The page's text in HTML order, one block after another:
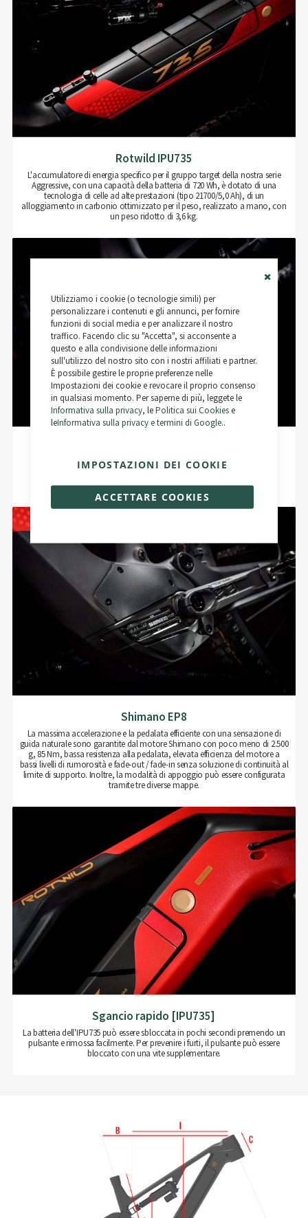
Utilizziamo i cookie (o tecnologie simili) per
personalizzare i contenuti e gli annunci, per fornire
funzioni di social media e per analizzare il nostro
traffico. Facendo clic su "Accetta", si acconsente a
questo e alla condivisione delle informazioni
sull'utilizzo del nostro sito con i nostri affiliati e partner.
È possibile gestire le proprie preferenze nelle
Impostazioni dei cookie e revocare il proprio consenso
in qualsiasi momento. Per saperne di più, leggete le
Informativa sulla privacy, lePolitica sui Cookiese
leInformativa sulla privacy e termini di Google..
ACCETTARE COOKIES
IMPOSTAZIONI DEI COOKIE
Rotwild IPU735
L'accumulatore di energia specifico per il gruppo target della nostra serie
Aggressive, con una capacità della batteria di 720 Wh, è dotato di una
tecnologia di celle ad alte prestazioni (tipo 21700/5,0 Ah), di un
alloggiamento in carbonio ottimizzato per il peso, realizzato a mano, con
un peso ridotto di 3,6 kg.
Il caratteristico leveraggio dell'ammortizzatore della R.X735 è in parte
ottimizzato per il peso.
Shimano EP8
La massima accelerazione e la pedalata efficiente con una sensazione di
guida naturale sono garantite dal motore Shimano con poco meno di 2.500
g, 85 Nm, bassa resistenza alla pedalata, elevata efficienza del motore a
bassi livelli di rumorosità e fade-out / fade-in senza soluzione di continuità al
limite di supporto. Inoltre, la modalità di appoggio può essere configurata
tramite tre diverse mappe.
Sgancio rapido [IPU735]
La batteria dell'IPU735 può essere sbloccata in pochi secondi premendo un
pulsante e rimossa facilmente. Per prevenire i furti, il pulsante può essere
bloccato con una vite supplementare.